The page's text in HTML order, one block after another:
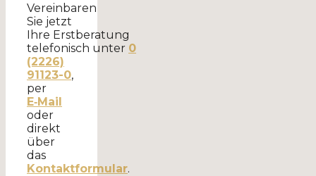
Vereinbaren
Sie jetzt
Ihre Erstberatung
telefonisch unter 0
(2226)
91123-0,
per
E‑Mail
oder
direkt
über
das
Kontaktformular.